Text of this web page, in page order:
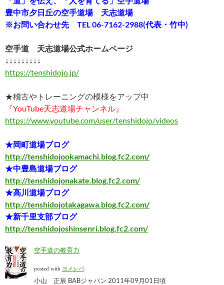
豊中市夕日丘の空手道場 天志道場
※お問い合わせ先 TEL 06-7162-2988(代表・竹中)
空手道 天志道場公式ホームページ
↓↓↓↓↓↓↓↓↓
https://tenshidojo.jp/
★稽古やトレーニングの模様をアップ中
『YouTube天志道場チャンネル』
https://www.youtube.com/user/tenshidojo/videos
★岡町道場ブログ
http://tenshidojookamachi.blog.fc2.com/
★中豊島道場ブログ
http://tenshidojonakate.blog.fc2.com/
★高川道場ブログ
http://tenshidojotakagawa.blog.fc2.com/
★新千里支部ブログ
http://tenshidojoshinsenri.blog.fc2.com/
空手道の教育力
posted with ヨメレバ
小山 正辰 BABジャパン 2011年09月01日頃